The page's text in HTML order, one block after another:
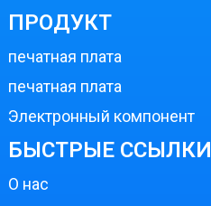
ПРОДУКТ
печатная плата
печатная плата
Электронный компонент
БЫСТРЫЕ ССЫЛКИ
О нас